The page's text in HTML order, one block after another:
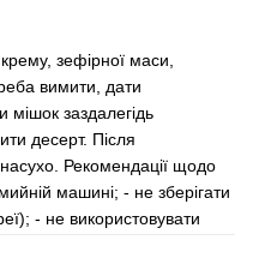
зефірної маси,
вимити, дати
мішок заздалегідь
десерт. Після
Рекомендації щодо
машині; - не зберігати
- не використовувати